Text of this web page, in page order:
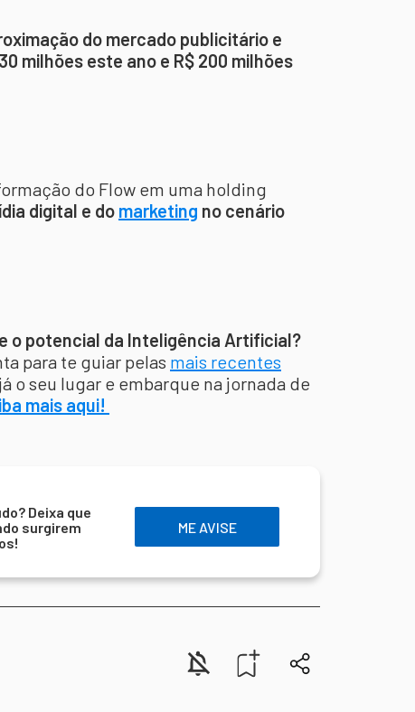
do mercado publicitário e
milhões este ano e R$ 200 milhões
do Flow em uma holding
digital e do marketing no cenário
o potencial da Inteligência Artificial?
para te guiar pelas mais recentes
o seu lugar e embarque na jornada de
mais aqui!
Deixa que
surgirem
ME AVISE